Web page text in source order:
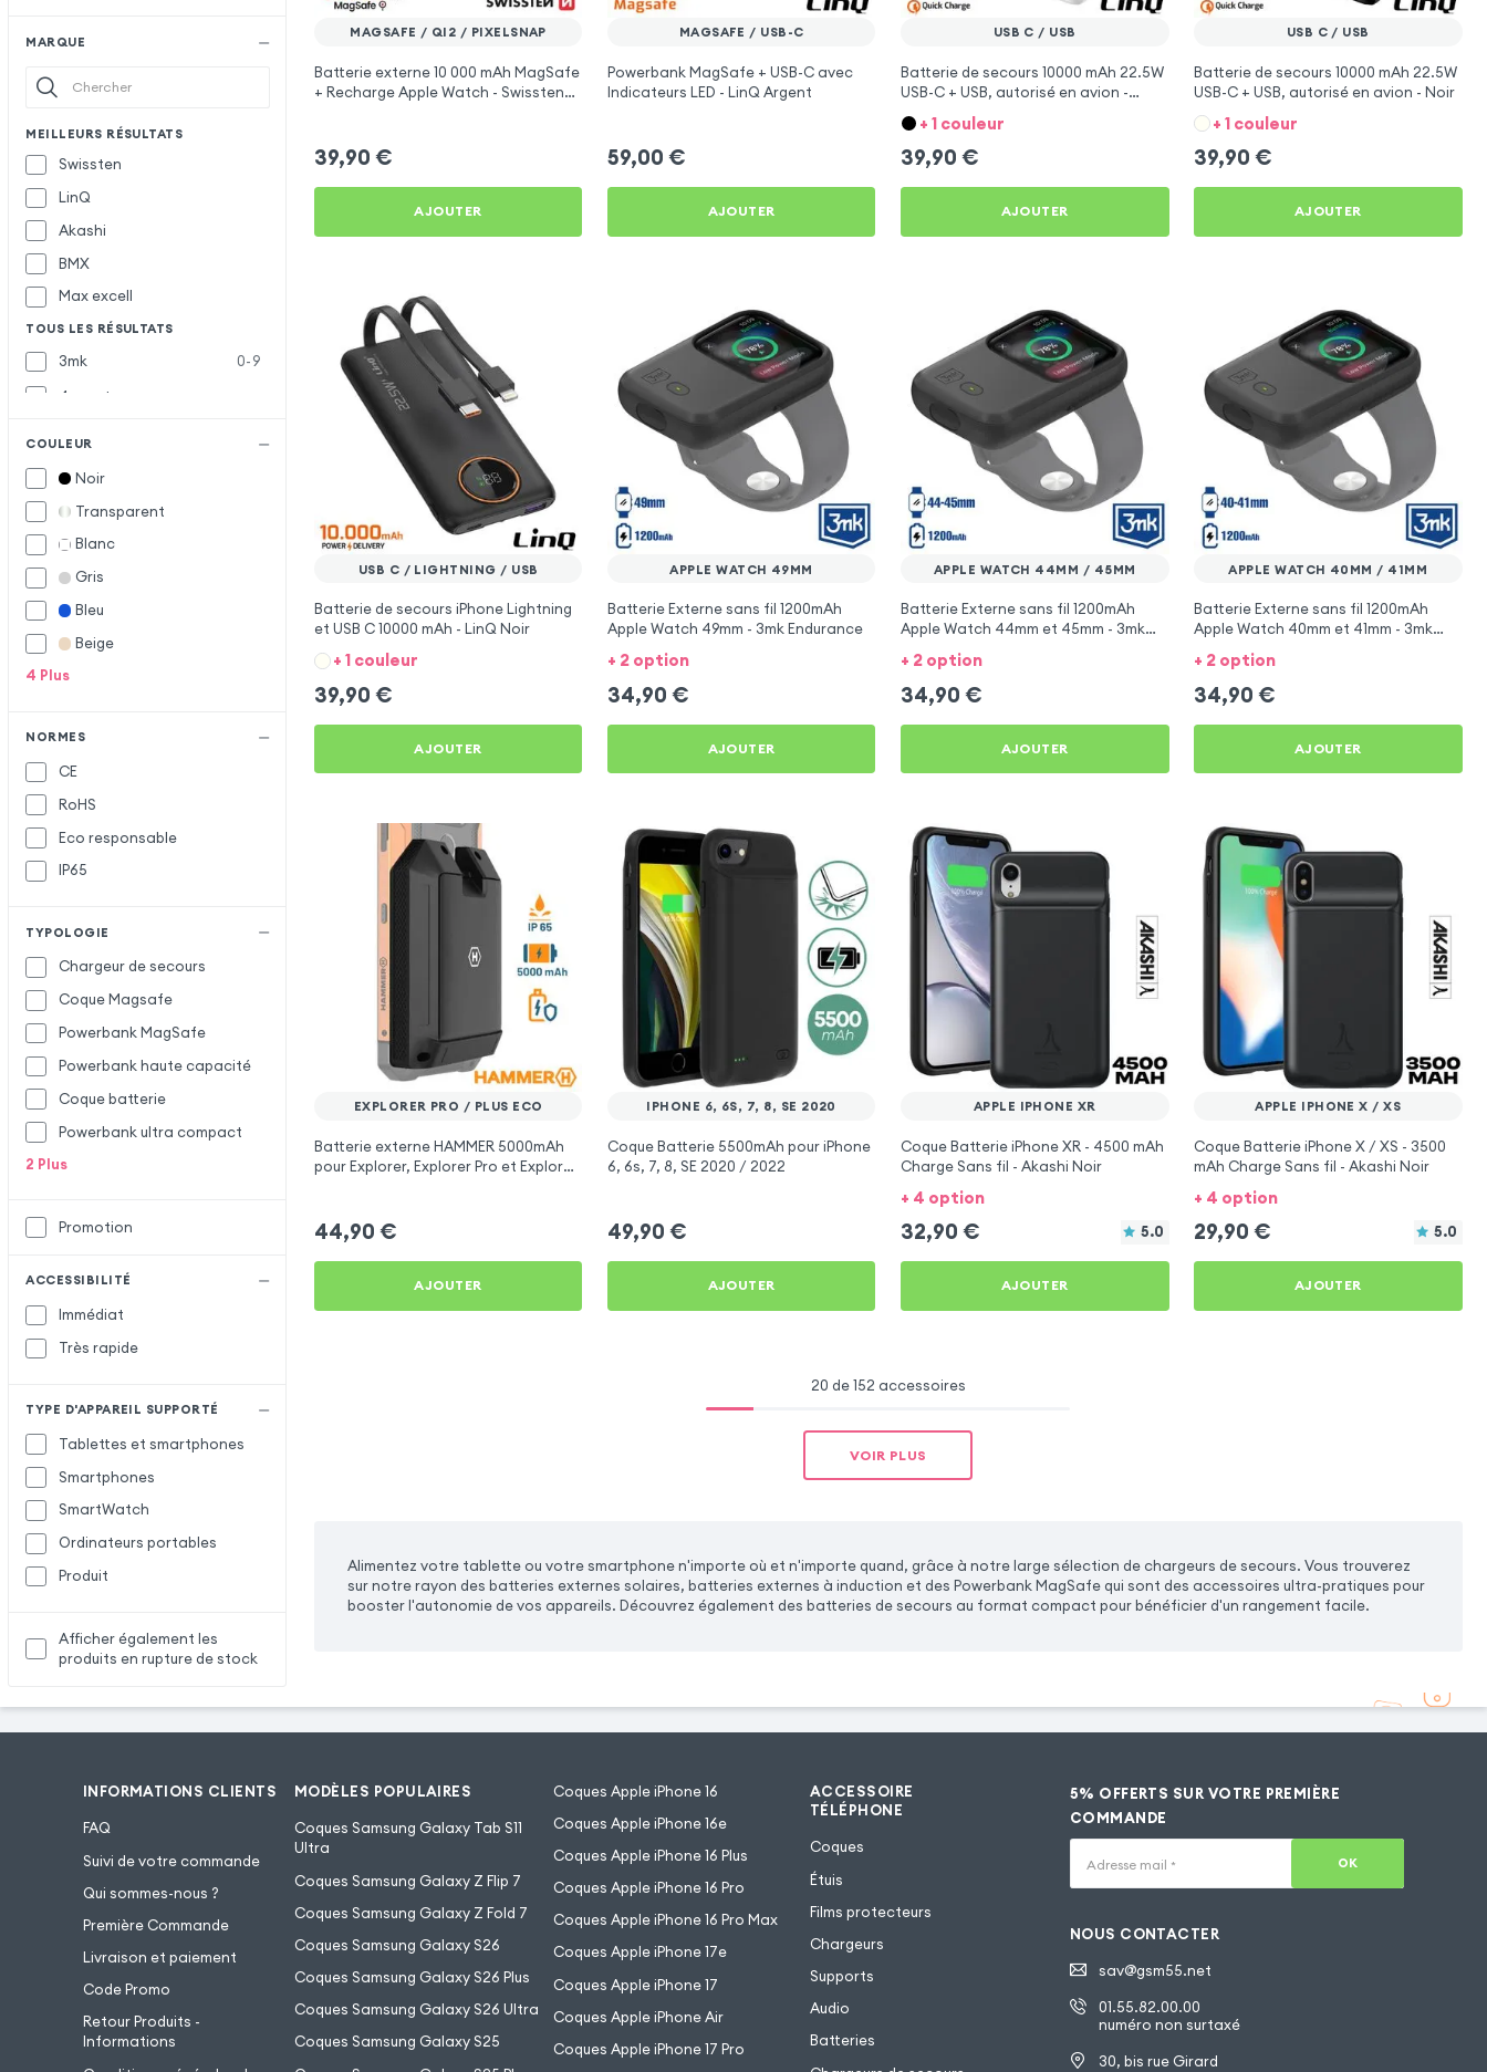
MARQUE
MEILLEURS RÉSULTATS
Swissten
LinQ
Akashi
BMX
Max excell
TOUS LES RÉSULTATS
3mk
0-9
4smarts
Bigben
Bwoo
Forcell
Forever
Hammer
Maxlife
OBAL:ME
Oneplus
COULEUR
Noir
Transparent
Blanc
Gris
Bleu
Beige
4 Plus
NORMES
CE
RoHS
Eco responsable
IP65
TYPOLOGIE
Chargeur de secours
Coque Magsafe
Powerbank MagSafe
Powerbank haute capacité
Coque batterie
Powerbank ultra compact
2 Plus
Promotion
ACCESSIBILITÉ
Immédiat
Très rapide
TYPE D'APPAREIL SUPPORTÉ
Tablettes et smartphones
Smartphones
SmartWatch
Ordinateurs portables
Produit
Afficher également les
produits en rupture de stock
MAGSAFE / QI2 / PIXELSNAP
Batterie externe 10 000 mAh MagSafe
+ Recharge Apple Watch - Swissten
39,90 €
AJOUTER
MAGSAFE / USB-C
Powerbank MagSafe + USB-C avec
Indicateurs LED - LinQ Argent
59,00 €
AJOUTER
USB C / USB
Batterie de secours 10000 mAh 22.5W
USB-C + USB, autorisé en avion -
Blanc
+ 1 couleur
39,90 €
AJOUTER
USB C / USB
Batterie de secours 10000 mAh 22.5W
USB-C + USB, autorisé en avion - Noir
+ 1 couleur
39,90 €
AJOUTER
USB C / LIGHTNING / USB
Batterie de secours iPhone Lightning
et USB C 10000 mAh - LinQ Noir
+ 1 couleur
39,90 €
AJOUTER
APPLE WATCH 49MM
Batterie Externe sans fil 1200mAh
Apple Watch 49mm - 3mk Endurance
+ 2 option
34,90 €
AJOUTER
APPLE WATCH 44MM / 45MM
Batterie Externe sans fil 1200mAh
Apple Watch 44mm et 45mm - 3mk
Endurance
+ 2 option
34,90 €
AJOUTER
APPLE WATCH 40MM / 41MM
Batterie Externe sans fil 1200mAh
Apple Watch 40mm et 41mm - 3mk
Endurance
+ 2 option
34,90 €
AJOUTER
EXPLORER PRO / PLUS ECO
Batterie externe HAMMER 5000mAh
pour Explorer, Explorer Pro et Explorer
44,90 €
AJOUTER
IPHONE 6, 6S, 7, 8, SE 2020
Coque Batterie 5500mAh pour iPhone
6, 6s, 7, 8, SE 2020 / 2022
49,90 €
AJOUTER
APPLE IPHONE XR
Coque Batterie iPhone XR - 4500 mAh
Charge Sans fil - Akashi Noir
+ 4 option
32,90 € 5.0
AJOUTER
APPLE IPHONE X / XS
Coque Batterie iPhone X / XS - 3500
mAh Charge Sans fil - Akashi Noir
+ 4 option
29,90 € 5.0
AJOUTER
20 de 152 accessoires
VOIR PLUS
Alimentez votre tablette ou votre smartphone n'importe où et n'importe quand, grâce à notre large sélection de chargeurs de secours. Vous trouverez
sur notre rayon des batteries externes solaires, batteries externes à induction et des Powerbank MagSafe qui sont des accessoires ultra-pratiques pour
booster l'autonomie de vos appareils. Découvrez également des batteries de secours au format compact pour bénéficier d'un rangement facile.
INFORMATIONS CLIENTS
FAQ
Suivi de votre commande
Qui sommes-nous ?
Première Commande
Livraison et paiement
Code Promo
Retour Produits -
Informations
MODÈLES POPULAIRES
Coques Samsung Galaxy Tab S11
Ultra
Coques Samsung Galaxy Z Flip 7
Coques Samsung Galaxy Z Fold 7
Coques Samsung Galaxy S26
Coques Samsung Galaxy S26 Plus
Coques Samsung Galaxy S26 Ultra
Coques Samsung Galaxy S25
Coques Apple iPhone 16
Coques Apple iPhone 16e
Coques Apple iPhone 16 Plus
Coques Apple iPhone 16 Pro
Coques Apple iPhone 16 Pro Max
Coques Apple iPhone 17e
Coques Apple iPhone 17
Coques Apple iPhone Air
Coques Apple iPhone 17 Pro
ACCESSOIRE
TÉLÉPHONE
Coques
Étuis
Films protecteurs
Chargeurs
Supports
Audio
Batteries
5% OFFERTS SUR VOTRE PREMIÈRE
COMMANDE
Adresse mail * OK
NOUS CONTACTER
sav@gsm55.net
01.55.82.00.00
numéro non surtaxé
30, bis rue Girard